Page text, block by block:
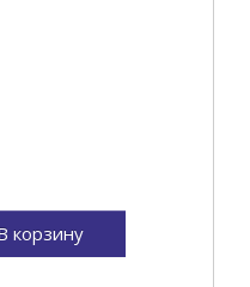
корзину